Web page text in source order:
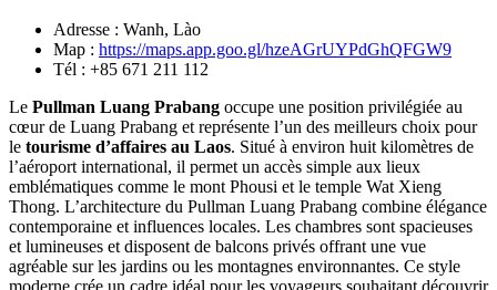
Adresse : Wanh, Lào
Map : https://maps.app.goo.gl/hzeAGrUYPdGhQFGW9
Tél : +85 671 211 112
Le‎ Pullman Luang Prabang‎ occupe une‎ position privilégiée au
cœur de‎ Luang Prabang‎ et représente l’un‎ des meilleurs‎ choix pour
le tourisme d’affaires au‎ Laos. Situé à‎ environ huit kilomètres de
l’aéroport‎ international, il permet un accès‎ simple aux‎ lieux‎
emblématiques comme le mont‎ Phousi et le temple Wat Xieng‎
Thong. L’architecture‎ du Pullman‎ Luang Prabang‎ combine élégance
contemporaine‎ et influences‎ locales. Les‎ chambres sont spacieuses
et lumineuses et disposent‎ de balcons‎ privés offrant‎ une vue
agréable‎ sur les jardins ou les montagnes environnantes.‎ Ce style